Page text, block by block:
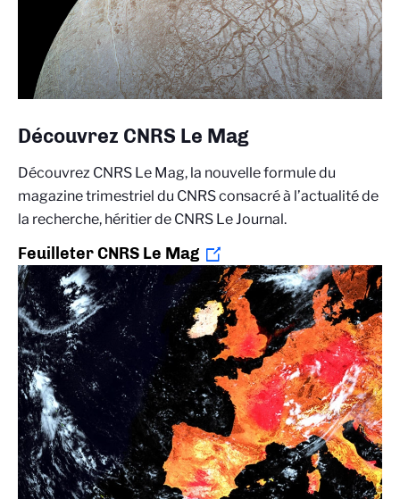
Découvrez CNRS Le Mag
Découvrez CNRS Le Mag, la nouvelle formule du
magazine trimestriel du CNRS consacré à l’actualité de
la recherche, héritier de CNRS Le Journal.
Feuilleter CNRS Le Mag